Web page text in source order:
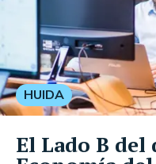
HUIDA
El Lado B